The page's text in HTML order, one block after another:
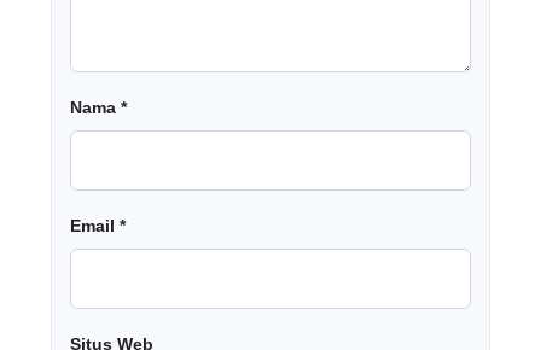
Nama *
Email *
Situs Web